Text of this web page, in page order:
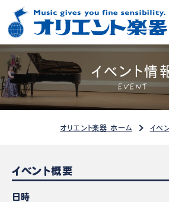
イベント情
EVENT
オリエント楽器 ホーム イベ
イベント概要
日時